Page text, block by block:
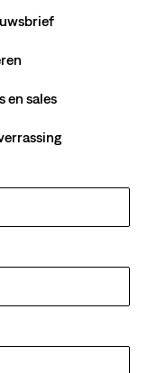
en sales